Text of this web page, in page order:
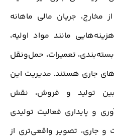
مخارج، جریان مالی ماهانه
مانند مواد اولیه،
تعمیرات، حمل‌ونقل
جاری هستند. مدیریت این
تولید و فروش، نقش
و پایداری فعالیت تولیدی
و جاری، تصویر واقعی‌تری از